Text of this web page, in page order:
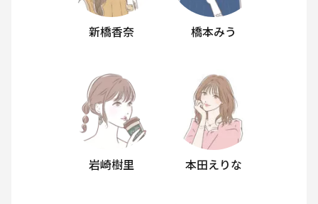
新橋香奈 橋本みう
岩崎樹里 本田えりな